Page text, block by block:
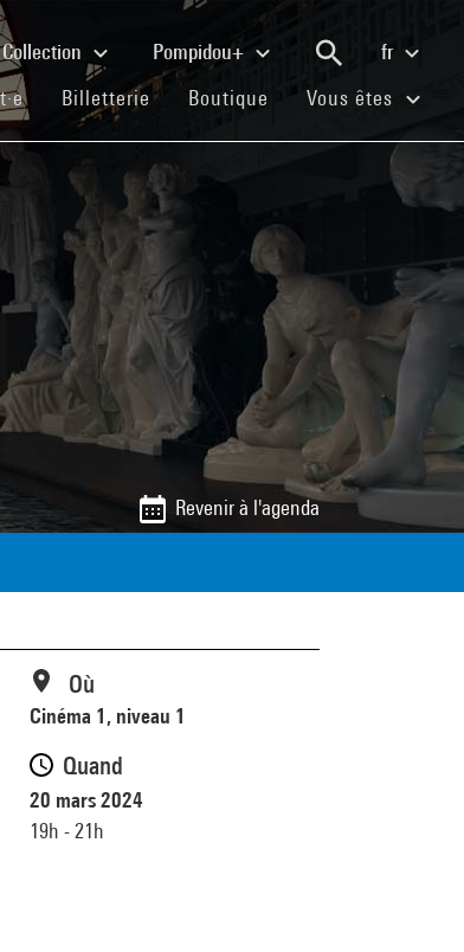
Collection Pompidou+
fr
(current)Billetterie (current)Boutique (current)
Vous êtes
Revenir à l'agenda
Où
Cinéma 1, niveau 1
Quand
20 mars 2024
19h - 21h